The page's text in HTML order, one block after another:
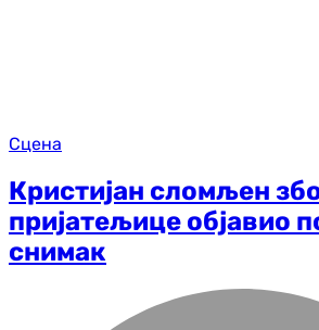
Сцена
Кристијан сломљен
пријатељице објавио
снимак